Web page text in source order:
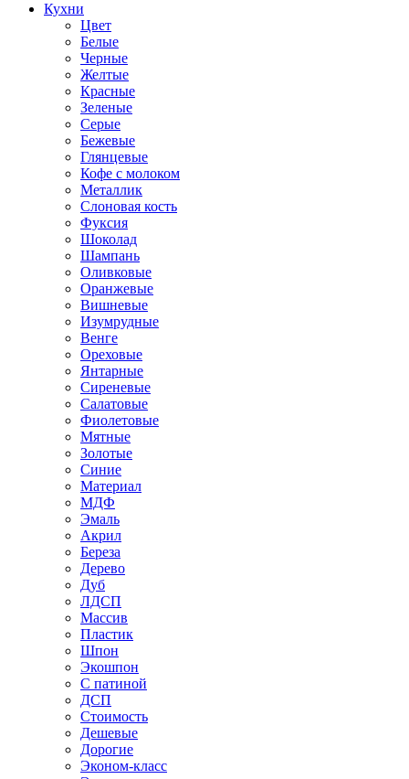
Кухни
Цвет
Белые
Черные
Желтые
Красные
Зеленые
Серые
Бежевые
Глянцевые
Кофе с молоком
Металлик
Слоновая кость
Фуксия
Шоколад
Шампань
Оливковые
Оранжевые
Вишневые
Изумрудные
Венге
Ореховые
Янтарные
Сиреневые
Салатовые
Фиолетовые
Мятные
Золотые
Синие
Материал
МДФ
Эмаль
Акрил
Береза
Дерево
Дуб
ЛДСП
Массив
Пластик
Шпон
Экошпон
С патиной
ДСП
Стоимость
Дешевые
Дорогие
Эконом-класс